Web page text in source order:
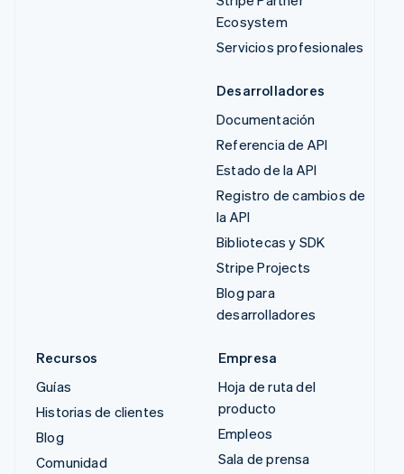
Ecosystem
Servicios profesionales
Desarrolladores
Documentación
Referencia de API
Estado de la API
Registro de cambios de
la API
Bibliotecas y SDK
Stripe Projects
Blog para
desarrolladores
Recursos
Guías
Historias de clientes
Blog
Comunidad
Empresa
Hoja de ruta del
producto
Empleos
Sala de prensa